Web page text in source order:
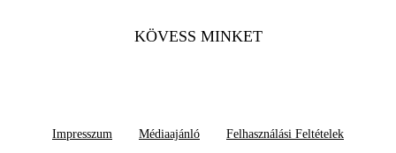
KÖVESS MINKET
Impresszum Médiaajánló Felhasználási Feltételek